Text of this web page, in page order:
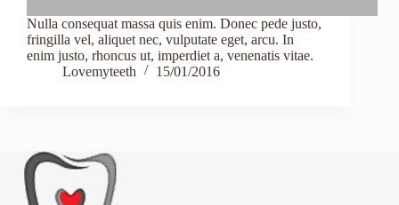
Nulla consequat massa quis enim. Donec pede justo,
fringilla vel, aliquet nec, vulputate eget, arcu. In
enim justo, rhoncus ut, imperdiet a, venenatis vitae.
Lovemyteeth
15/01/2016